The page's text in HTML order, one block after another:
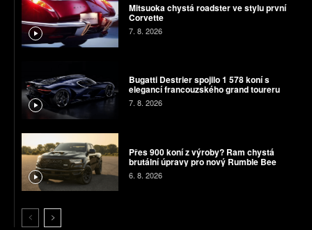
Mitsuoka chystá roadster ve stylu první
Corvette
7. 8. 2026
Bugatti Destrier spojilo 1 578 koní s
elegancí francouzského grand toureru
7. 8. 2026
Přes 900 koní z výroby? Ram chystá
brutální úpravy pro nový Rumble Bee
6. 8. 2026